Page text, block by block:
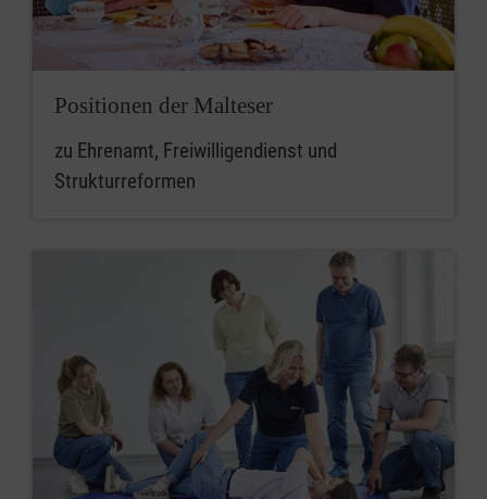
Positionen der Malteser
zu Ehrenamt, Freiwilligendienst und
Strukturreformen